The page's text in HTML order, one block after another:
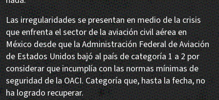
Las irregularidades se presentan en medio de la crisis
que enfrenta el sector de la aviación civil aérea en
México desde que la Administración Federal de Aviación
de Estados Unidos bajó al país de categoría 1 a 2 por
considerar que incumplía con las normas mínimas de
seguridad de la OACI. Categoría que, hasta la fecha, no
ha logrado recuperar.